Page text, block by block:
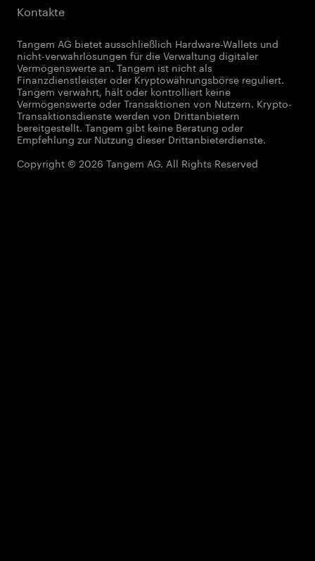
Kontakte
Tangem AG bietet ausschließlich Hardware-Wallets und
nicht-verwahrlösungen für die Verwaltung digitaler
Vermögenswerte an. Tangem ist nicht als
Finanzdienstleister oder Kryptowährungsbörse reguliert.
Tangem verwahrt, hält oder kontrolliert keine
Vermögenswerte oder Transaktionen von Nutzern. Krypto-
Transaktionsdienste werden von Drittanbietern
bereitgestellt. Tangem gibt keine Beratung oder
Empfehlung zur Nutzung dieser Drittanbieterdienste.